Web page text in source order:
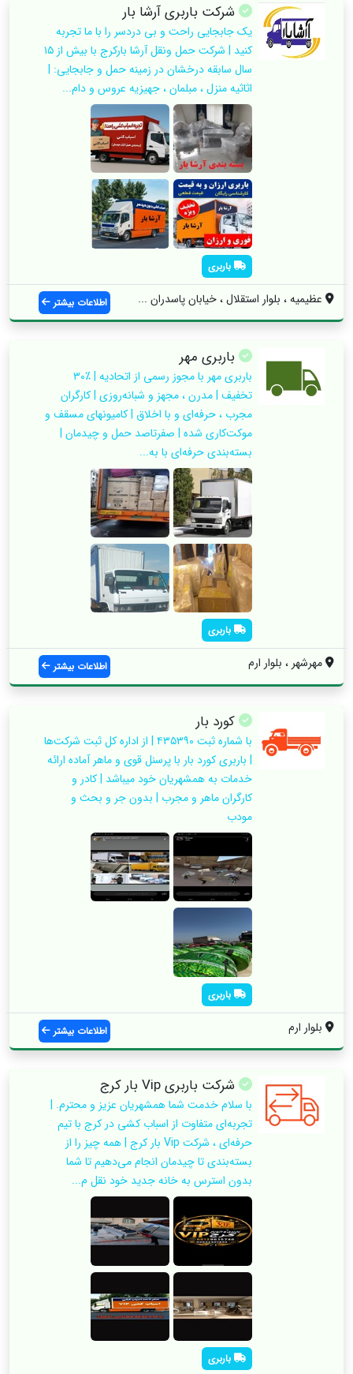
شرکت باربری آرشا بار
یک جابجایی راحت و بی دردسر را با ما تجربه
کنید | شرکت حمل ونقل آرشا بارکرج با بیش از ۱۵
سال سابقه درخشان در زمینه حمل و جابجایی: |
اثاثیه منزل ، مبلمان ، جهیزیه عروس و دام...
باربری
عظیمیه ، بلوار استقلال ، خیابان پاسدران ... اطلاعات بیشتر
باربری مهر
باربری مهر با مجوز رسمی از اتحادیه | ٪۳۰
تخفیف | مدرن ، مجهز و شبانه‌روزی | کارگران
مجرب ، حرفه‌ای و با اخلاق | کامیونهای مسقف و
موکت‌کاری شده | صفرتاصد حمل و چیدمان |
بسته‌بندی حرفه‌ای با به...
باربری
مهرشهر ، بلوار ارم اطلاعات بیشتر
کورد بار
با شماره ثبت ۴۳۵۳۹۰ | از اداره کل ثبت شرکت‌ها
| باربری کورد بار با پرسنل قوی و ماهر آماده ارائه
خدمات به همشهریان خود میباشد | کادر و
کارگران ماهر و مجرب | بدون جر و بحث و
مودب
باربری
بلوار ارم اطلاعات بیشتر
شرکت باربری ‌Vip بار کرج
با سلام خدمت شما همشهریان عزیز و محترم. |
تجربه‌ای متفاوت از اسباب‌ کشی در کرج با تیم
حرفه‌ای ، شرکت Vip بار کرج | همه چیز را از
بسته‌بندی تا چیدمان انجام می‌دهیم تا شما
بدون استرس به خانه جدید خود نقل م...
باربری